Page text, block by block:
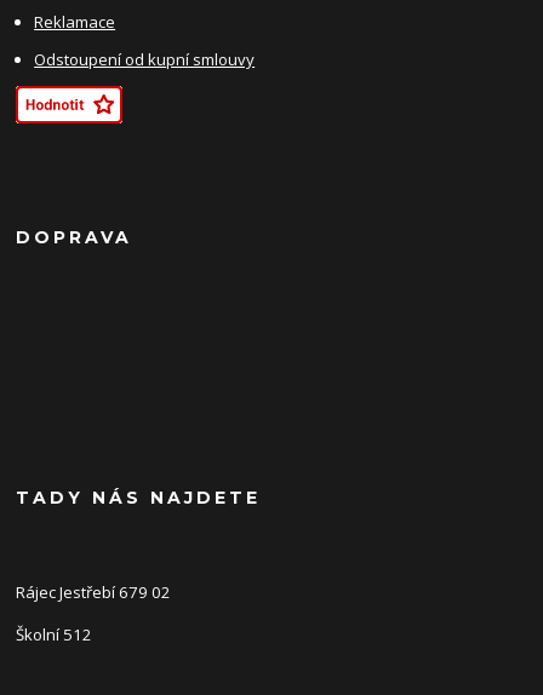
Reklamace
Odstoupení od kupní smlouvy
DOPRAVA
TADY NÁS NAJDETE
Rájec Jestřebí 679 02
Školní 512